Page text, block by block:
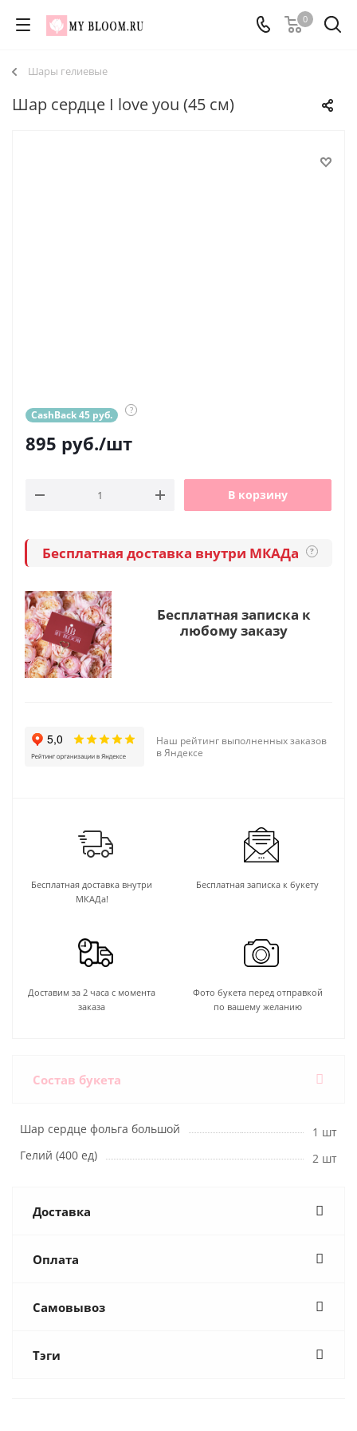
0
Шары гелиевые
Шар сердце I love you (45 см)
CashBack 45 руб. ?
895 руб./шт
В корзину
Бесплатная доставка внутри МКАДа ?
Бесплатная записка к
любому заказу
Наш рейтинг выполненных заказов
в Яндексе
Бесплатная доставка внутри
МКАДа!
Бесплатная записка к букету
Доставим за 2 часа с момента
заказа
Фото букета перед отправкой
по вашему желанию
Состав букета
Шар сердце фольга большой
1 шт
Гелий (400 ед)
2 шт
Доставка
Оплата
Самовывоз
Тэги